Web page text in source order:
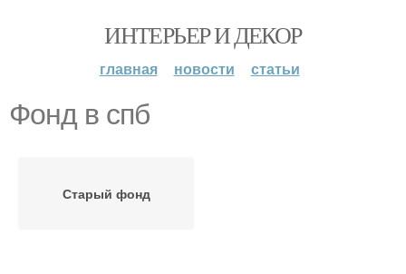
ИНТЕРЬЕР И ДЕКОР
главная новости статьи
Фонд в спб
Старый фонд